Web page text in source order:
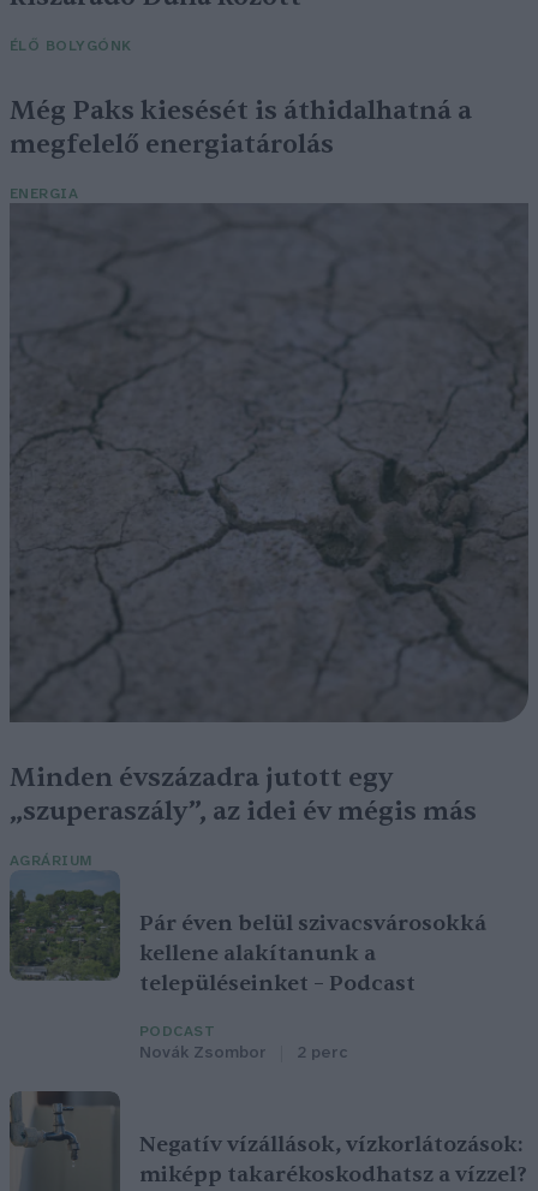
ÉLŐ BOLYGÓNK
Még Paks kiesését is áthidalhatná a
megfelelő energiatárolás
ENERGIA
Minden évszázadra jutott egy
„szuperaszály”, az idei év mégis más
AGRÁRIUM
Pár éven belül szivacsvárosokká
kellene alakítanunk a
településeinket – Podcast
PODCAST
Novák Zsombor 2 perc
Negatív vízállások, vízkorlátozások:
miképp takarékoskodhatsz a vízzel?